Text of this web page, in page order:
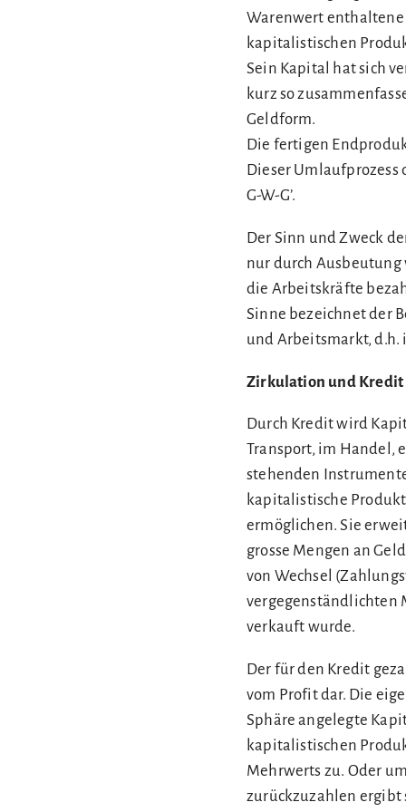
Warenwert enthaltene
kapitalistischen
Sein Kapital hat sich
kurz so
Geldform.
Die fertigen
Dieser
G-W-G’.
Der Sinn und Zweck
nur durch Ausbeutung
die Arbeitskräfte
Sinne bezeichnet der
und Arbeitsmarkt,
Zirkulation und Kredit
Durch Kredit wird
Transport, im Handel,
stehenden
kapitalistische
ermöglichen. Sie
grosse Mengen an
von Wechsel
vergegenständlichten
verkauft wurde.
Der für den Kredit
vom Profit dar. Die
Sphäre angelegte
kapitalistischen
Mehrwerts zu. Oder
zurückzuzahlen ergibt